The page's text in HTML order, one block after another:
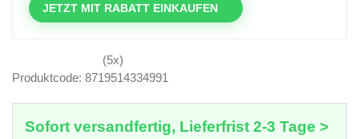
JETZT MIT RABATT EINKAUFEN
(5x)
Produktcode: 8719514334991
Sofort versandfertig, Lieferfrist 2-3 Tage >